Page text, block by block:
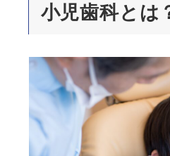
小児歯科とは